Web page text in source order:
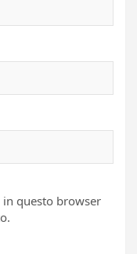
questo browser